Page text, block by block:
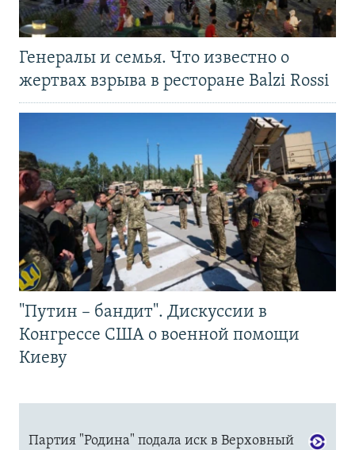
Генералы и семья. Что известно о
жертвах взрыва в ресторане Balzi Rossi
"Путин – бандит". Дискуссии в
Конгрессе США о военной помощи
Киеву